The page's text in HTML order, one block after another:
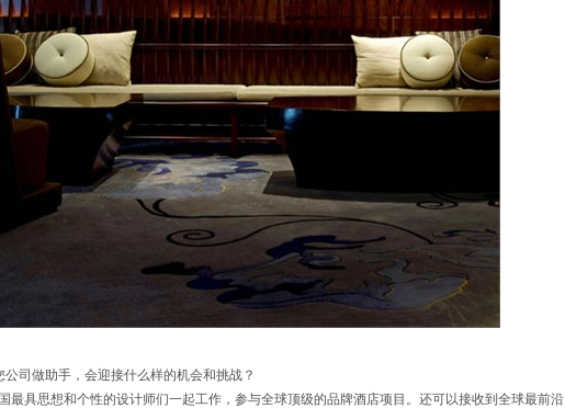
公司做助手，会迎接什么样的机会和挑战？
最具思想和个性的设计师们一起工作，参与全球顶级的品牌酒店项目。还可以接收到全球最前沿